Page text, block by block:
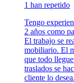
1 han repetido
Tengo
2 años como
El trabajo se
mobiliario. El
que todo
traslados se
cliente lo desea.